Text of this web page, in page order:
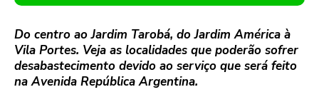
Do centro ao Jardim Tarobá, do Jardim América à
Vila Portes. Veja as localidades que poderão sofrer
desabastecimento devido ao serviço que será feito
na Avenida República Argentina.